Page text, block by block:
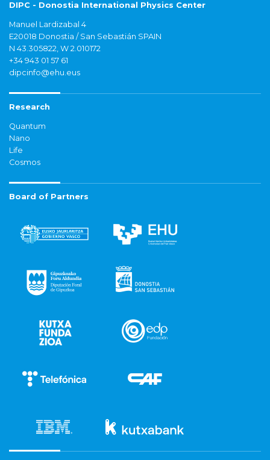
DIPC - Donostia International Physics Center
Manuel Lardizabal 4
E20018 Donostia / San Sebastián SPAIN
N 43.305822, W 2.010172
+34 943 01 57 61
dipcinfo@ehu.eus
Research
Quantum
Nano
Life
Cosmos
Board of Partners